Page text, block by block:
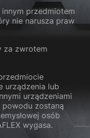
przedmiotem
nie narusza praw
za zwrotem
urządzenia lub
urządzeniami
zostaną
osób
wygasa.